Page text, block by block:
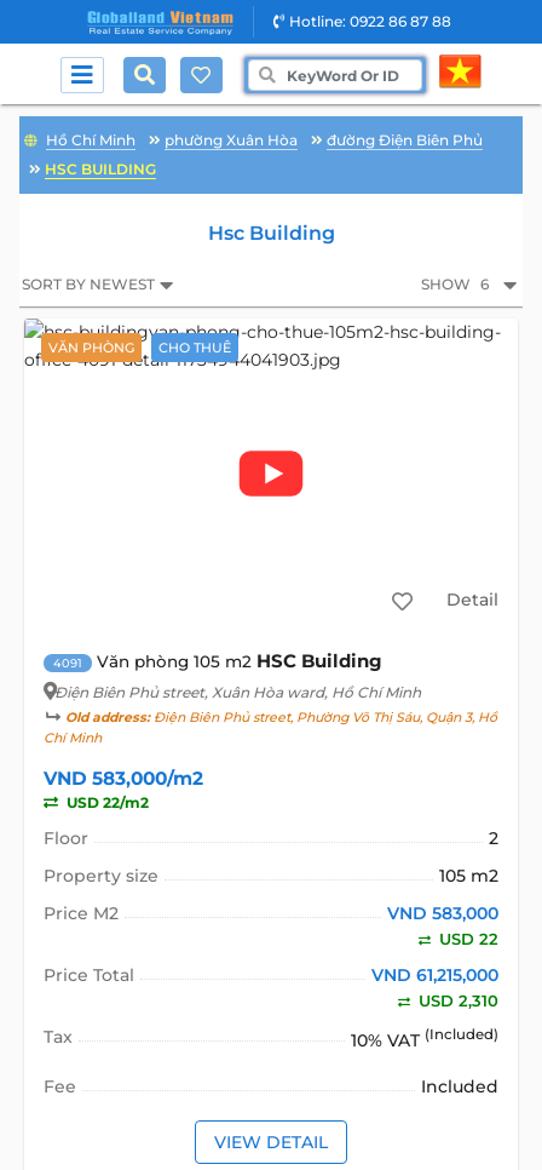
Hotline: 0922 86 87 88
Hồ Chí Minh phường Xuân Hòa
đường Điện Biên Phủ
HSC BUILDING
Hsc Building
SORT BY NEWEST SHOW 6
VĂN PHÒNG CHO THUÊ
Detail
4091 Văn phòng 105 m2 HSC Building
Điện Biên Phủ street, Xuân Hòa ward, Hồ Chí Minh
Old address:Điện Biên Phủ street, Phường Võ Thị Sáu, Quận 3, Hồ
Chí Minh
VND 583,000/m2
USD 22/m2
Floor
2
Property size
105 m2
Price M2
VND 583,000
USD 22
Price Total VND 61,215,000
USD 2,310
Tax 10% VAT (Included)
Fee Included
VIEW DETAIL